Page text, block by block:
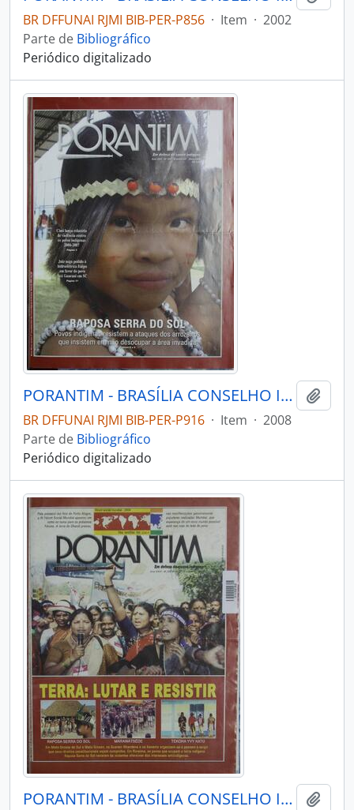
BR DFFUNAI RJMI BIB-PER-P856 · Item · 2002
Parte de Bibliográfico
Periódico digitalizado
PORANTIM - BRASÍLIA CONSELHO INDIGENISTA MISSIONÁRIO - 2008 - Nº304
BR DFFUNAI RJMI BIB-PER-P916 · Item · 2008
Parte de Bibliográfico
Periódico digitalizado
PORANTIM - BRASÍLIA CONSELHO INDIGENISTA MISSIONÁRIO - 2004 - Nº262